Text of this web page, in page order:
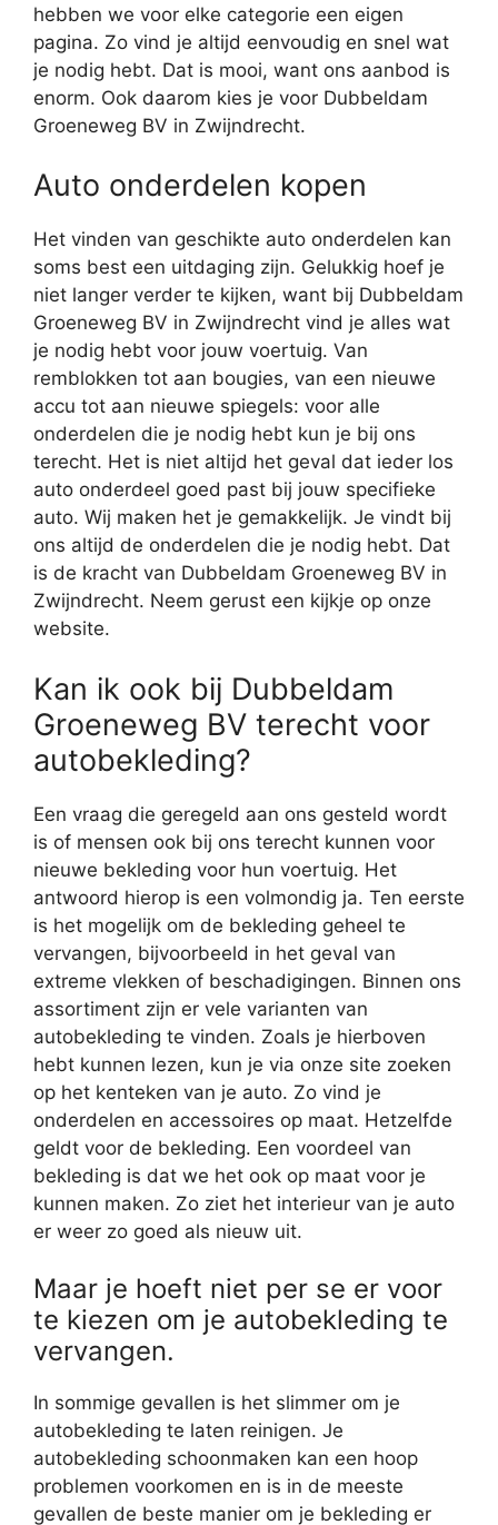
hebben we voor elke categorie een eigen
pagina. Zo vind je altijd eenvoudig en snel wat
je nodig hebt. Dat is mooi, want ons aanbod is
enorm. Ook daarom kies je voor Dubbeldam
Groeneweg BV in Zwijndrecht.
Auto onderdelen kopen
Het vinden van geschikte auto onderdelen kan
soms best een uitdaging zijn. Gelukkig hoef je
niet langer verder te kijken, want bij Dubbeldam
Groeneweg BV in Zwijndrecht vind je alles wat
je nodig hebt voor jouw voertuig. Van
remblokken tot aan bougies, van een nieuwe
accu tot aan nieuwe spiegels: voor alle
onderdelen die je nodig hebt kun je bij ons
terecht. Het is niet altijd het geval dat ieder los
auto onderdeel goed past bij jouw specifieke
auto. Wij maken het je gemakkelijk. Je vindt bij
ons altijd de onderdelen die je nodig hebt. Dat
is de kracht van Dubbeldam Groeneweg BV in
Zwijndrecht. Neem gerust een kijkje op onze
website.
Kan ik ook bij Dubbeldam
Groeneweg BV terecht voor
autobekleding?
Een vraag die geregeld aan ons gesteld wordt
is of mensen ook bij ons terecht kunnen voor
nieuwe bekleding voor hun voertuig. Het
antwoord hierop is een volmondig ja. Ten eerste
is het mogelijk om de bekleding geheel te
vervangen, bijvoorbeeld in het geval van
extreme vlekken of beschadigingen. Binnen ons
assortiment zijn er vele varianten van
autobekleding te vinden. Zoals je hierboven
hebt kunnen lezen, kun je via onze site zoeken
op het kenteken van je auto. Zo vind je
onderdelen en accessoires op maat. Hetzelfde
geldt voor de bekleding. Een voordeel van
bekleding is dat we het ook op maat voor je
kunnen maken. Zo ziet het interieur van je auto
er weer zo goed als nieuw uit.
Maar je hoeft niet per se er voor
te kiezen om je autobekleding te
vervangen.
In sommige gevallen is het slimmer om je
autobekleding te laten reinigen. Je
autobekleding schoonmaken kan een hoop
problemen voorkomen en is in de meeste
gevallen de beste manier om je bekleding er